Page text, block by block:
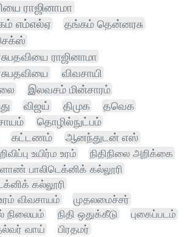
ராஜினாமா
எம்எல்ஏ
தங்கம் தென்னரசு
ராஜினாமா
விவசாயி
இலவசம் மின்சாரம்
விஜய் திமுக
தவெக
தொழில்நுட்பம்
கட்டணம்
ஆனந்துடன் எஸ்
உயிர்ம உரம்
நிதிநிலை அறிக்கை
பாலிடெக்னிக் கல்லூரி
கல்லூரி
உரம் விவசாயம்
முதலமைச்சர்
நிலையம் நிதி ஒதுக்கீடு
புகைப்படம்
வாய்
பிரதமர்